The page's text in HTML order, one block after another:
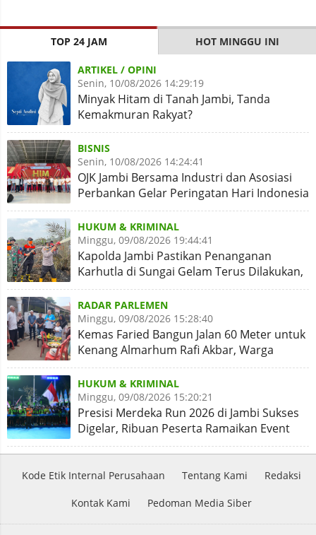
TOP 24 JAM HOT MINGGU INI
ARTIKEL / OPINI
Senin, 10/08/2026 14:29:19
Minyak Hitam di Tanah Jambi, Tanda
Kemakmuran Rakyat?
BISNIS
Senin, 10/08/2026 14:24:41
OJK Jambi Bersama Industri dan Asosiasi
Perbankan Gelar Peringatan Hari Indonesia
Menabung
HUKUM & KRIMINAL
Minggu, 09/08/2026 19:44:41
Kapolda Jambi Pastikan Penanganan
Karhutla di Sungai Gelam Terus Dilakukan,
Sinergi Diperkuat
RADAR PARLEMEN
Minggu, 09/08/2026 15:28:40
Kemas Faried Bangun Jalan 60 Meter untuk
Kenang Almarhum Rafi Akbar, Warga
Simpang Rimbo Syukuran
HUKUM & KRIMINAL
Minggu, 09/08/2026 15:20:21
Presisi Merdeka Run 2026 di Jambi Sukses
Digelar, Ribuan Peserta Ramaikan Event
Nasional
Kode Etik Internal Perusahaan Tentang Kami Redaksi
Kontak Kami Pedoman Media Siber